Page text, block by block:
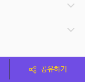
공유하기